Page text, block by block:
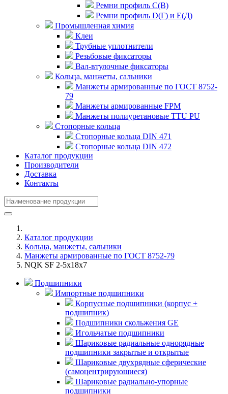
Ремни профиль С(В)
Ремни профиль D(Г) и E(Д)
Промышленная химия
Клеи
Трубные уплотнители
Резьбовые фиксаторы
Вал-втулочные фиксаторы
Кольца, манжеты, сальники
Манжеты армированные по ГОСТ 8752-
79
Манжеты армированные FPM
Манжеты полиуретановые TTU PU
Стопорные кольца
Стопорные кольца DIN 471
Стопорные кольца DIN 472
Каталог продукции
Производители
Доставка
Контакты
Каталог продукции
Кольца, манжеты, сальники
Манжеты армированные по ГОСТ 8752-79
NQK SF 2-5x18x7
Подшипники
Импортные подшипники
Корпусные подшипники (корпус +
подшипник)
Подшипники скольжения GE
Игольчатые подшипники
Шариковые радиальные однорядные
подшипники закрытые и открытые
Шариковые двухрядные сферические
(самоцентрирующиеся)
Шариковые радиально-упорные
подшипники